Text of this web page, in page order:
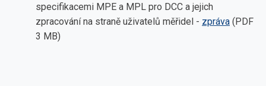
specifikacemi MPE a MPL pro DCC a jejich
zpracování na straně uživatelů měřidel - zpráva (PDF
3 MB)